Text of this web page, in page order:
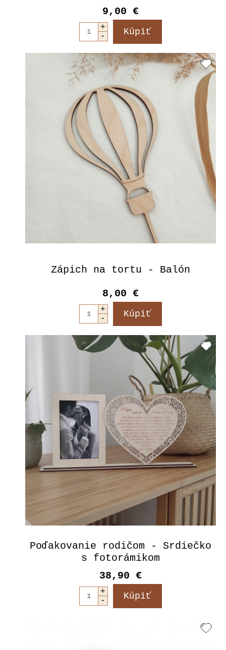
9,00 €
Zápich na tortu - Balón
8,00 €
Poďakovanie rodičom - Srdiečko
s fotorámikom
38,90 €